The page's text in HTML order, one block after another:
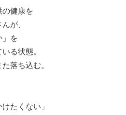
の健康を
が、
」を
る状態。
落ち込む。
たくない」